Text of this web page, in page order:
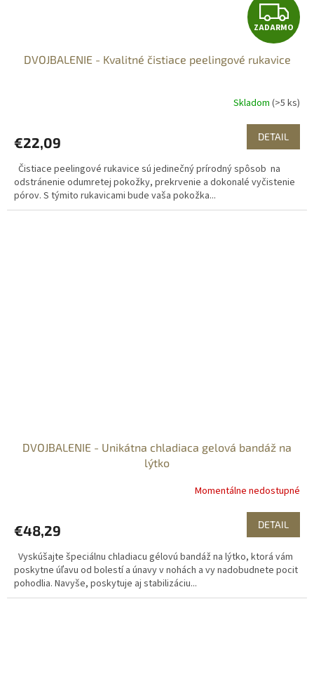
Z
A
D
A
R
M
O
ZADARMO
DVOJBALENIE - Kvalitné čistiace peelingové rukavice
Skladom (>5 ks)
€22,09 DETAIL
Čistiace peelingové rukavice sú jedinečný prírodný spôsob na
odstránenie odumretej pokožky, prekrvenie a dokonalé vyčistenie
pórov. S týmito rukavicami bude vaša pokožka...
DVOJBALENIE - Unikátna chladiaca gelová bandáž na
lýtko
Momentálne nedostupné
€48,29 DETAIL
Vyskúšajte špeciálnu chladiacu gélovú bandáž na lýtko, ktorá vám
poskytne úľavu od bolestí a únavy v nohách a vy nadobudnete pocit
pohodlia. Navyše, poskytuje aj stabilizáciu...